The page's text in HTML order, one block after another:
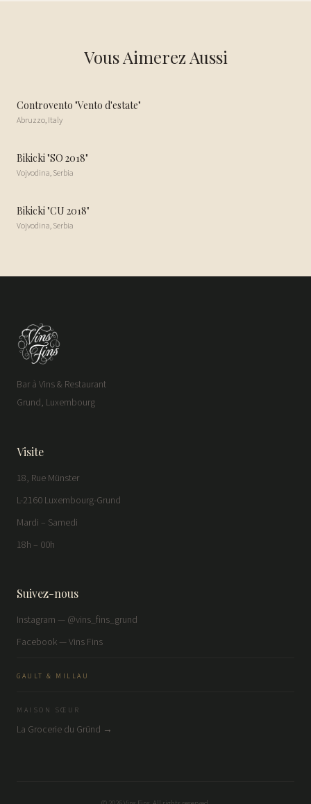
Vous Aimerez Aussi
Controvento "Vento d'estate"
Abruzzo,Italy
Bikicki "SO 2018"
Vojvodina,Serbia
Bikicki "CU 2018"
Vojvodina,Serbia
Bar à Vins & Restaurant
Grund, Luxembourg
Visite
18, Rue Münster
L-2160 Luxembourg-Grund
Mardi – Samedi
18h – 00h
Suivez-nous
Instagram — @vins_fins_grund
Facebook — Vins Fins
GAULT & MILLAU
MAISON SŒUR
La Grocerie du Gründ →